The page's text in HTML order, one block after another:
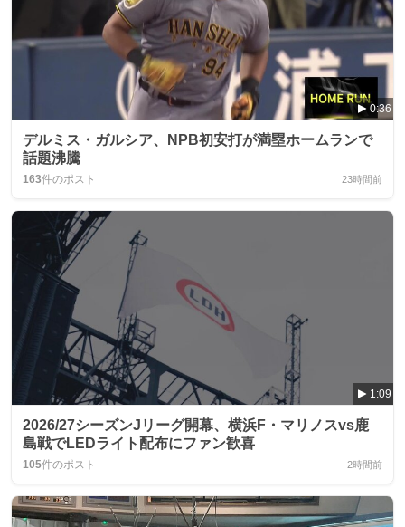
0:36
デルミス・ガルシア、NPB初安打が満塁ホームランで
話題沸騰
163件のポスト 23時間前
1:09
2026/27シーズンJリーグ開幕、横浜F・マリノスvs鹿
島戦でLEDライト配布にファン歓喜
105件のポスト 2時間前